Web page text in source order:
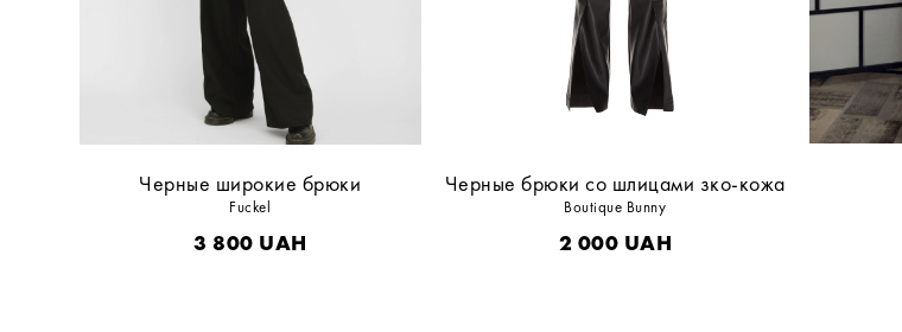
Черные широкие брюки
Fuckel
3 800 UAH
Черные брюки со шлицами зко-кожа
Boutique Bunny
2 000 UAH